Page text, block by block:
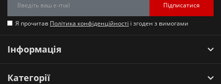
Підписатися
Я прочитав Політика конфіденційності і згоден з вимогами
Інформація
Категорії